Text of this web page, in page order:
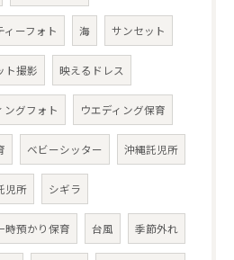
ィーフォト 海 サンセット
ト撮影 映えるドレス
ングフォト ウエディング保育
ベビーシッター 沖縄託児所
児所 シギラ
時預かり保育 台風 季節外れ